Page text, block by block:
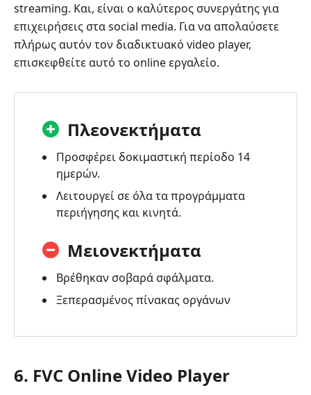
streaming. Και, είναι ο καλύτερος συνεργάτης για
επιχειρήσεις στα social media. Για να απολαύσετε
πλήρως αυτόν τον διαδικτυακό video player,
επισκεφθείτε αυτό το online εργαλείο.
Πλεονεκτήματα
Προσφέρει δοκιμαστική περίοδο 14
ημερών.
Λειτουργεί σε όλα τα προγράμματα
περιήγησης και κινητά.
Μειονεκτήματα
Βρέθηκαν σοβαρά σφάλματα.
Ξεπερασμένος πίνακας οργάνων
6. FVC Online Video Player